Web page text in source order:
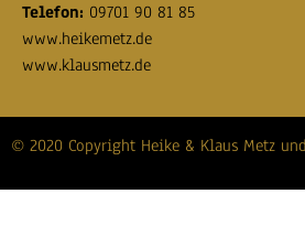
Telefon: 09701 90 81 85
www.heikemetz.de
www.klausmetz.de
© 2020 Copyright Heike & Klaus Metz